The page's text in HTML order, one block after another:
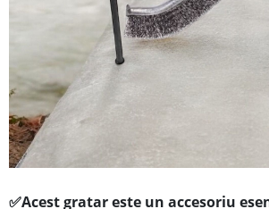
✅Acest gratar este un accesoriu